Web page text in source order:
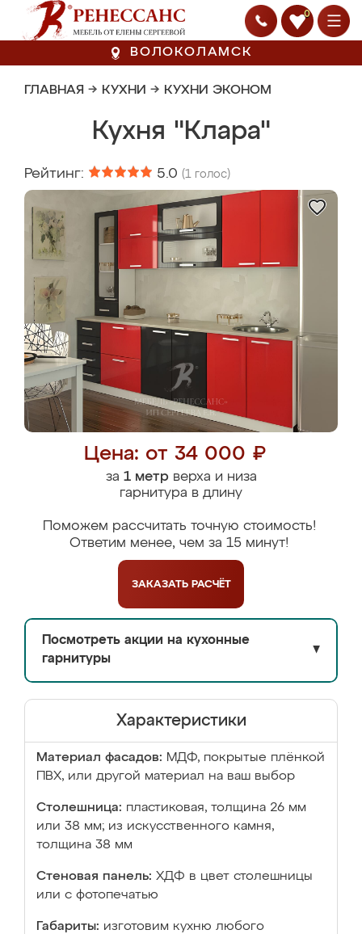
0
ВОЛОКОЛАМСК
ГЛАВНАЯ → КУХНИ → КУХНИ ЭКОНОМ
Кухня "Клара"
Рейтинг: 5.0 (1 голос)
Цена: от 34 000 ₽
за 1 метрверха и низа
гарнитура в длину
Поможем рассчитать точную стоимость!
Ответим менее, чем за 15 минут!
ЗАКАЗАТЬ РАСЧЁТ
Посмотреть акции на кухонные
гарнитуры
▼
Характеристики
Материал фасадов: МДФ, покрытые плёнкой
ПВХ, или другой материал на ваш выбор
Столешница: пластиковая, толщина 26 мм
или 38 мм; из искусственного камня,
толщина 38 мм
Стеновая панель: ХДФ в цвет столешницы
или с фотопечатью
Габариты: изготовим кухню любого